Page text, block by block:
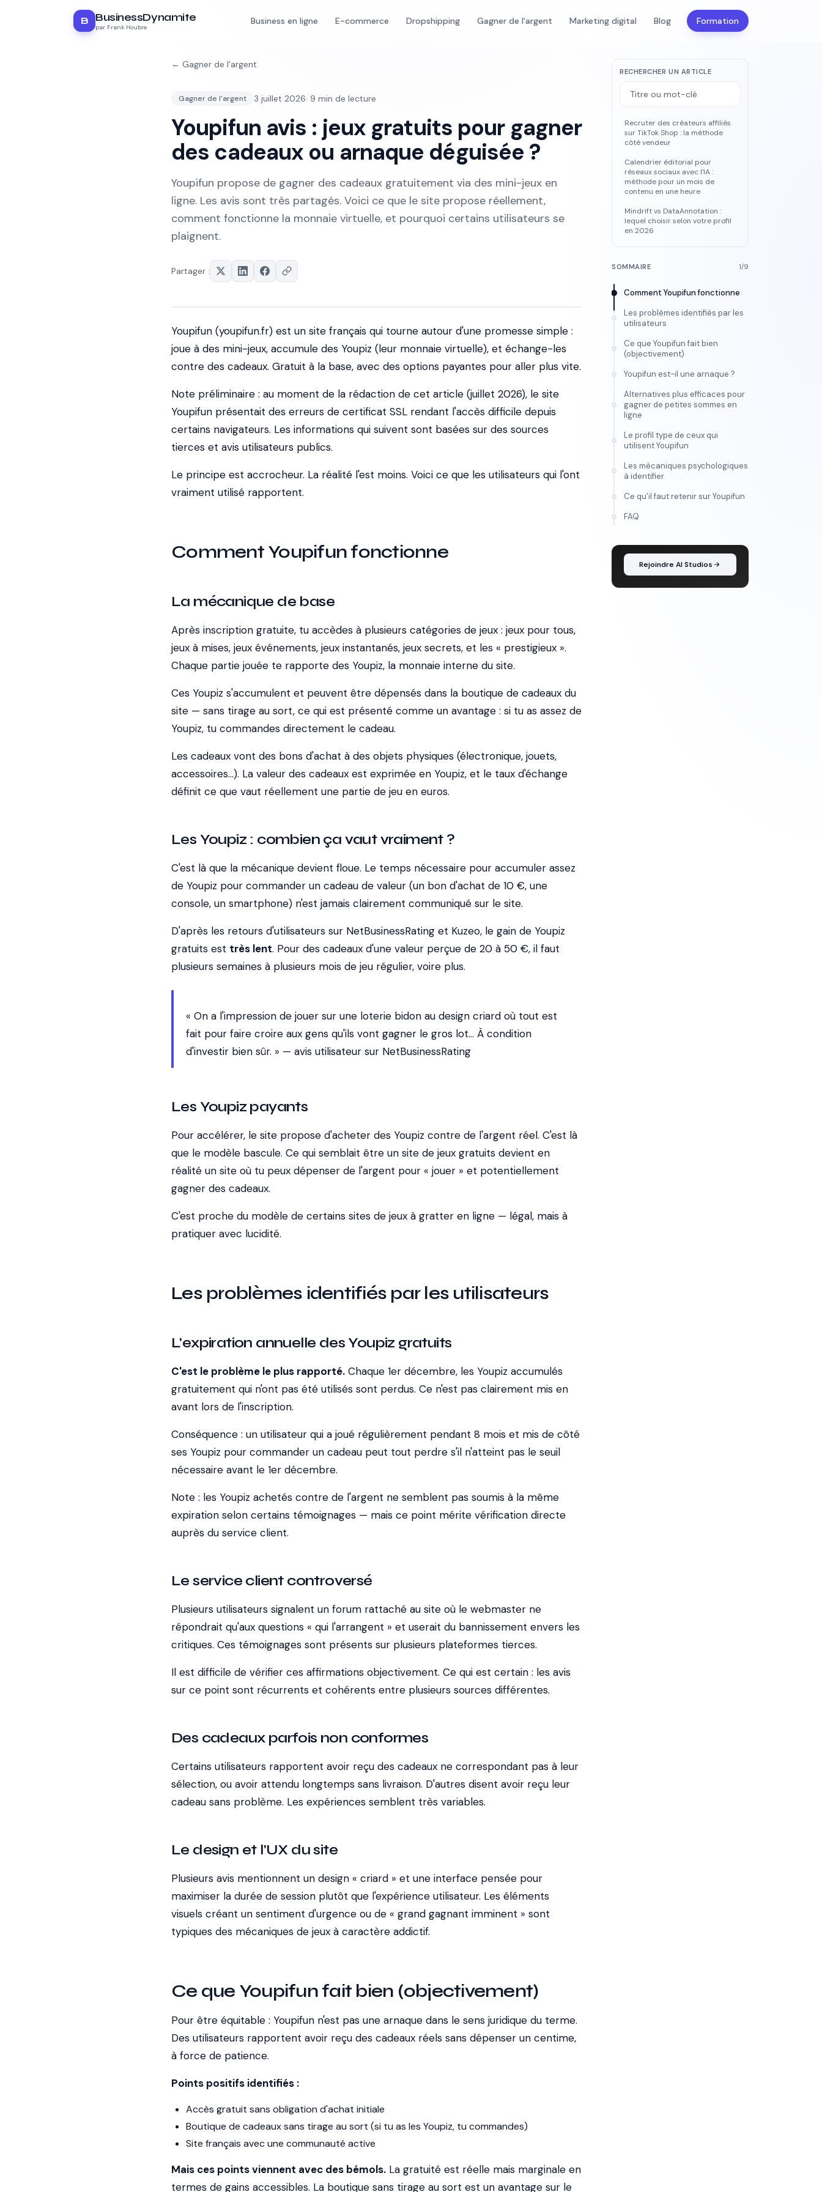
B BusinessDynamite
par Frank Houbre
Business en ligne E-commerce Dropshipping Gagner de l'argent Marketing digital Blog Formation
← Gagner de l'argent
Gagner de l'argent 3 juillet 2026· 9 min de lecture
Youpifun avis : jeux gratuits pour gagner
des cadeaux ou arnaque déguisée ?
Youpifun propose de gagner des cadeaux gratuitement via des mini-jeux en
ligne. Les avis sont très partagés. Voici ce que le site propose réellement,
comment fonctionne la monnaie virtuelle, et pourquoi certains utilisateurs se
plaignent.
Partager :
Youpifun (youpifun.fr) est un site français qui tourne autour d'une promesse simple :
joue à des mini-jeux, accumule des Youpiz (leur monnaie virtuelle), et échange-les
contre des cadeaux. Gratuit à la base, avec des options payantes pour aller plus vite.
Note préliminaire : au moment de la rédaction de cet article (juillet 2026), le site
Youpifun présentait des erreurs de certificat SSL rendant l'accès difficile depuis
certains navigateurs. Les informations qui suivent sont basées sur des sources
tierces et avis utilisateurs publics.
Le principe est accrocheur. La réalité l'est moins. Voici ce que les utilisateurs qui l'ont
vraiment utilisé rapportent.
Comment Youpifun fonctionne
La mécanique de base
Après inscription gratuite, tu accèdes à plusieurs catégories de jeux : jeux pour tous,
jeux à mises, jeux événements, jeux instantanés, jeux secrets, et les « prestigieux ».
Chaque partie jouée te rapporte des Youpiz, la monnaie interne du site.
Ces Youpiz s'accumulent et peuvent être dépensés dans la boutique de cadeaux du
site — sans tirage au sort, ce qui est présenté comme un avantage : si tu as assez de
Youpiz, tu commandes directement le cadeau.
Les cadeaux vont des bons d'achat à des objets physiques (électronique, jouets,
accessoires...). La valeur des cadeaux est exprimée en Youpiz, et le taux d'échange
définit ce que vaut réellement une partie de jeu en euros.
Les Youpiz : combien ça vaut vraiment ?
C'est là que la mécanique devient floue. Le temps nécessaire pour accumuler assez
de Youpiz pour commander un cadeau de valeur (un bon d'achat de 10 €, une
console, un smartphone) n'est jamais clairement communiqué sur le site.
D'après les retours d'utilisateurs sur NetBusinessRating et Kuzeo, le gain de Youpiz
gratuits est très lent. Pour des cadeaux d'une valeur perçue de 20 à 50 €, il faut
plusieurs semaines à plusieurs mois de jeu régulier, voire plus.
« On a l'impression de jouer sur une loterie bidon au design criard où tout est
fait pour faire croire aux gens qu'ils vont gagner le gros lot... À condition
d'investir bien sûr. » — avis utilisateur sur NetBusinessRating
Les Youpiz payants
Pour accélérer, le site propose d'acheter des Youpiz contre de l'argent réel. C'est là
que le modèle bascule. Ce qui semblait être un site de jeux gratuits devient en
réalité un site où tu peux dépenser de l'argent pour « jouer » et potentiellement
gagner des cadeaux.
C'est proche du modèle de certains sites de jeux à gratter en ligne — légal, mais à
pratiquer avec lucidité.
Les problèmes identifiés par les utilisateurs
L'expiration annuelle des Youpiz gratuits
C'est le problème le plus rapporté. Chaque 1er décembre, les Youpiz accumulés
gratuitement qui n'ont pas été utilisés sont perdus. Ce n'est pas clairement mis en
avant lors de l'inscription.
Conséquence : un utilisateur qui a joué régulièrement pendant 8 mois et mis de côté
ses Youpiz pour commander un cadeau peut tout perdre s'il n'atteint pas le seuil
nécessaire avant le 1er décembre.
Note : les Youpiz achetés contre de l'argent ne semblent pas soumis à la même
expiration selon certains témoignages — mais ce point mérite vérification directe
auprès du service client.
Le service client controversé
Plusieurs utilisateurs signalent un forum rattaché au site où le webmaster ne
répondrait qu'aux questions « qui l'arrangent » et userait du bannissement envers les
critiques. Ces témoignages sont présents sur plusieurs plateformes tierces.
Il est difficile de vérifier ces affirmations objectivement. Ce qui est certain : les avis
sur ce point sont récurrents et cohérents entre plusieurs sources différentes.
Des cadeaux parfois non conformes
Certains utilisateurs rapportent avoir reçu des cadeaux ne correspondant pas à leur
sélection, ou avoir attendu longtemps sans livraison. D'autres disent avoir reçu leur
cadeau sans problème. Les expériences semblent très variables.
Le design et l'UX du site
Plusieurs avis mentionnent un design « criard » et une interface pensée pour
maximiser la durée de session plutôt que l'expérience utilisateur. Les éléments
visuels créant un sentiment d'urgence ou de « grand gagnant imminent » sont
typiques des mécaniques de jeux à caractère addictif.
Ce que Youpifun fait bien (objectivement)
Pour être équitable : Youpifun n'est pas une arnaque dans le sens juridique du terme.
Des utilisateurs rapportent avoir reçu des cadeaux réels sans dépenser un centime,
à force de patience.
Points positifs identifiés :
Accès gratuit sans obligation d'achat initiale
Boutique de cadeaux sans tirage au sort (si tu as les Youpiz, tu commandes)
Site français avec une communauté active
Mais ces points viennent avec des bémols. La gratuité est réelle mais marginale en
termes de gains accessibles. La boutique sans tirage au sort est un avantage sur le
RECHERCHER UN ARTICLE
Recruter des créateurs affiliés
sur TikTok Shop : la méthode
côté vendeur
Calendrier éditorial pour
réseaux sociaux avec l'IA :
méthode pour un mois de
contenu en une heure
Mindrift vs DataAnnotation :
lequel choisir selon votre profil
en 2026
SOMMAIRE 1/9
Comment Youpifun fonctionne
Les problèmes identifiés par les
utilisateurs
Ce que Youpifun fait bien
(objectivement)
Youpifun est-il une arnaque ?
Alternatives plus efficaces pour
gagner de petites sommes en
ligne
Le profil type de ceux qui
utilisent Youpifun
Les mécaniques psychologiques
à identifier
Ce qu'il faut retenir sur Youpifun
FAQ
Rejoindre AI Studios